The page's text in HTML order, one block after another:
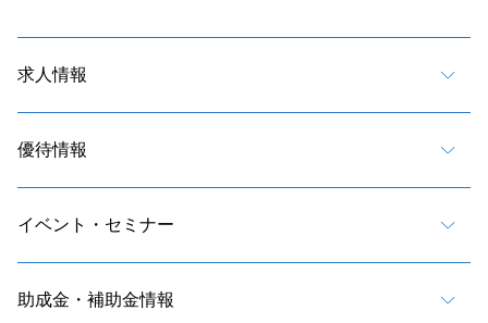
求人情報
優待情報
イベント・セミナー
助成金・補助金情報